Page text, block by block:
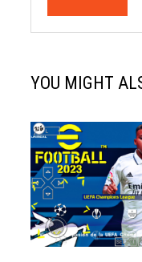
YOU MIGHT